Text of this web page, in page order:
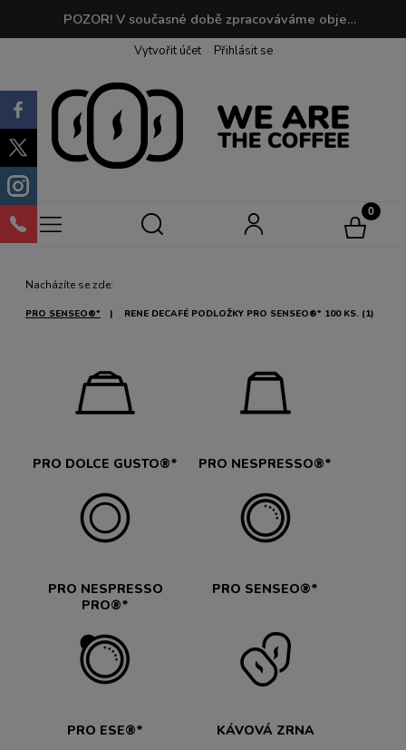
POZOR! V současné době zpracováváme objednávky do 2 dnů. Při objednávkách nad 190 PLN je doprava zdarma! | Při nákupu můžete sbírat body, které můžete později vyměnit za svou oblíbenou kávu!
Vytvořit účet Přihlásit se
Nacházíte se zde:
PRO SENSEO®* RENE DECAFÉ PODLOŽKY PRO SENSEO®* 100 KS. (1)
PRO DOLCE GUSTO®* PRO NESPRESSO®*
PRO NESPRESSO
PRO®*
PRO SENSEO®*
PRO ESE®* KÁVOVÁ ZRNA